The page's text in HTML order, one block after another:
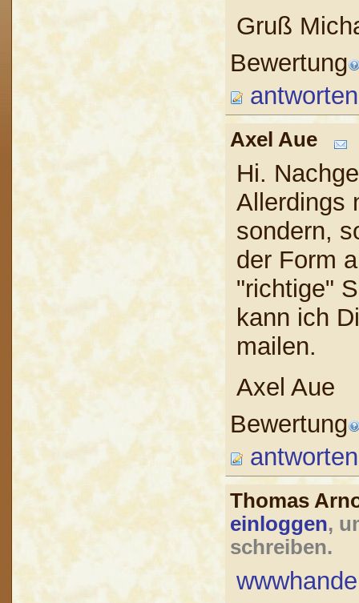
Gruß
Bewertung
antworten
Axel Aue
Hi.
Allerdings
sondern,
der Form
"richtige"
kann ich
mailen.
Axel Aue
Bewertung
antworten
Thomas
einloggen,
schreiben.